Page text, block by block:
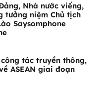
Nhà nước viếng,
tưởng niệm Chủ tịch
Saysomphone
tác truyền thông,
ASEAN giai đoạn